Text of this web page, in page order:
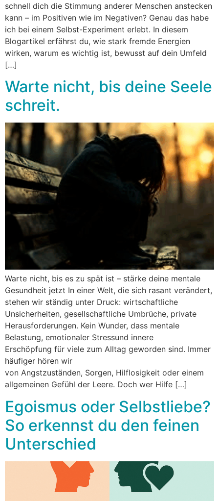
schnell dich die Stimmung anderer Menschen anstecken
kann – im Positiven wie im Negativen? Genau das habe
ich bei einem Selbst-Experiment erlebt. In diesem
Blogartikel erfährst du, wie stark fremde Energien
wirken, warum es wichtig ist, bewusst auf dein Umfeld
[…]
Warte nicht, bis deine Seele
schreit.
Warte nicht, bis es zu spät ist – stärke deine mentale
Gesundheit jetzt In einer Welt, die sich rasant verändert,
stehen wir ständig unter Druck: wirtschaftliche
Unsicherheiten, gesellschaftliche Umbrüche, private
Herausforderungen. Kein Wunder, dass mentale
Belastung, emotionaler Stressund innere
Erschöpfung für viele zum Alltag geworden sind. Immer
häufiger hören wir
von Angstzuständen, Sorgen, Hilflosigkeit oder einem
allgemeinen Gefühl der Leere. Doch wer Hilfe […]
Egoismus oder Selbstliebe?
So erkennst du den feinen
Unterschied